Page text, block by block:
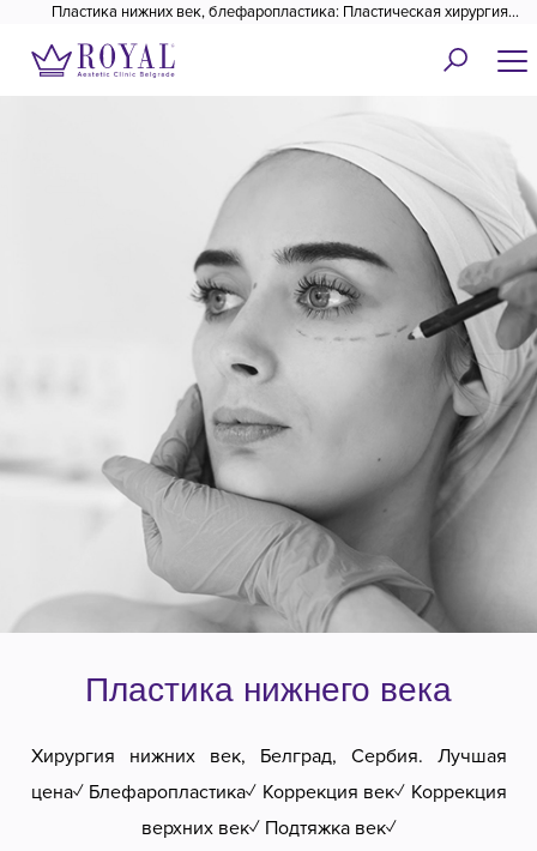
Пластика нижних век, блефаропластика: Пластическая хирургия
Пластика нижнего века
Хирургия нижних век, Белград, Сербия. Лучшая
цена✓ Блефаропластика✓ Коррекция век✓ Коррекция
верхних век✓ Подтяжка век✓